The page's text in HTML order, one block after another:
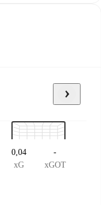
0,04
xG
-
xGOT